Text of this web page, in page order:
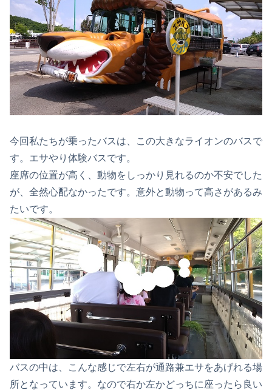
今回私たちが乗ったバスは、この大きなライオンのバスで
す。エサやり体験バスです。
座席の位置が高く、動物をしっかり見れるのか不安でした
が、全然心配なかったです。意外と動物って高さがあるみ
たいです。
バスの中は、こんな感じで左右が通路兼エサをあげれる場
所となっています。なので右か左かどっちに座ったら良い